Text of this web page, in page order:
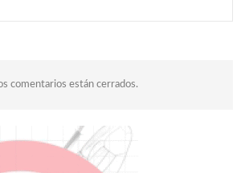
comentarios están cerrados.